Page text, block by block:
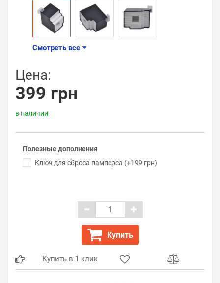
Смотреть все
Цена:
399 грн
в наличии
Полезные дополнения
Ключ для сброса памперса (+199 грн)
Купить
Купить в 1 клик